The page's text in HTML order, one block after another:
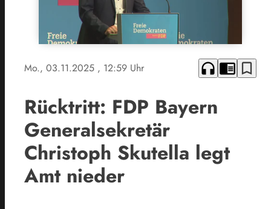
Mo., 03.11.2025 , 12:59 Uhr headphones chrome_reader_mode bookmark_border
Rücktritt: FDP Bayern
Generalsekretär
Christoph Skutella legt
Amt nieder